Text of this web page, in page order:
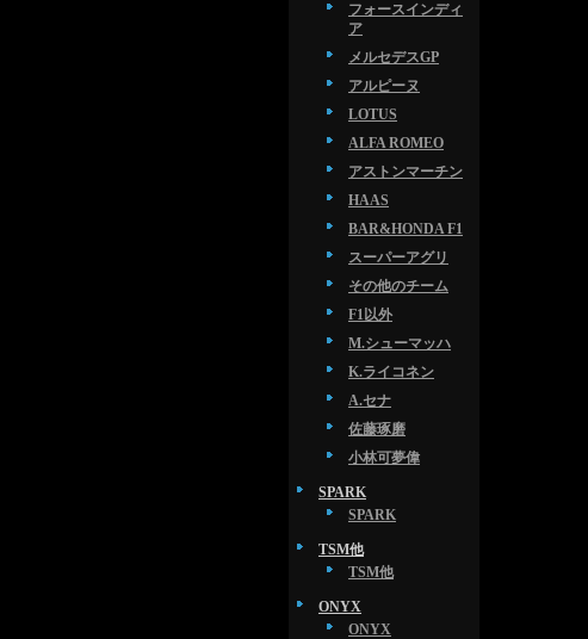
フォースインディ
ア
メルセデスGP
アルピーヌ
LOTUS
ALFA ROMEO
アストンマーチン
HAAS
BAR&HONDA F1
スーパーアグリ
その他のチーム
F1以外
M.シューマッハ
K.ライコネン
A.セナ
佐藤琢磨
小林可夢偉
SPARK
SPARK
TSM他
TSM他
ONYX
ONYX